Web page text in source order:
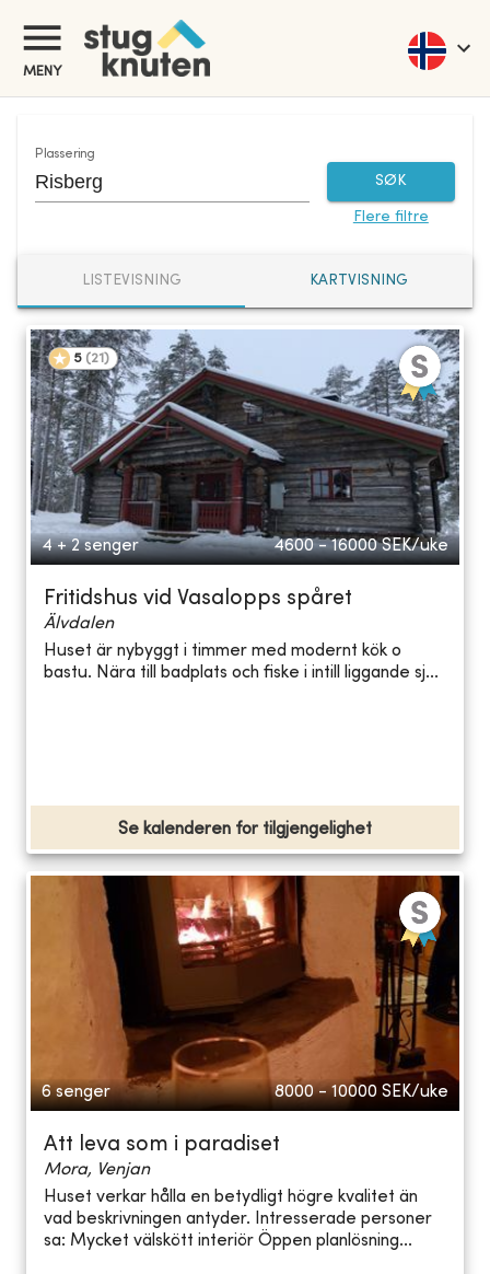
MENY
Plassering
SØK
Flere filtre
LISTEVISNING KARTVISNING
5 (21 )
4 + 2 senger 4600 - 16000 SEK/uke
Fritidshus vid Vasalopps spåret
Älvdalen
Huset är nybyggt i timmer med modernt kök o
bastu. Nära till badplats och fiske i intill liggande sj...
Se kalenderen for tilgjengelighet
6 senger 8000 - 10000 SEK/uke
Att leva som i paradiset
Mora, Venjan
Huset verkar hålla en betydligt högre kvalitet än
vad beskrivningen antyder. Intresserade personer
sa: Mycket välskött interiör Öppen planlösning...